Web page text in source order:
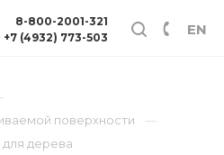
EN
8-800-2001-321
+7 (4932) 773-503
поверхности
для дерева